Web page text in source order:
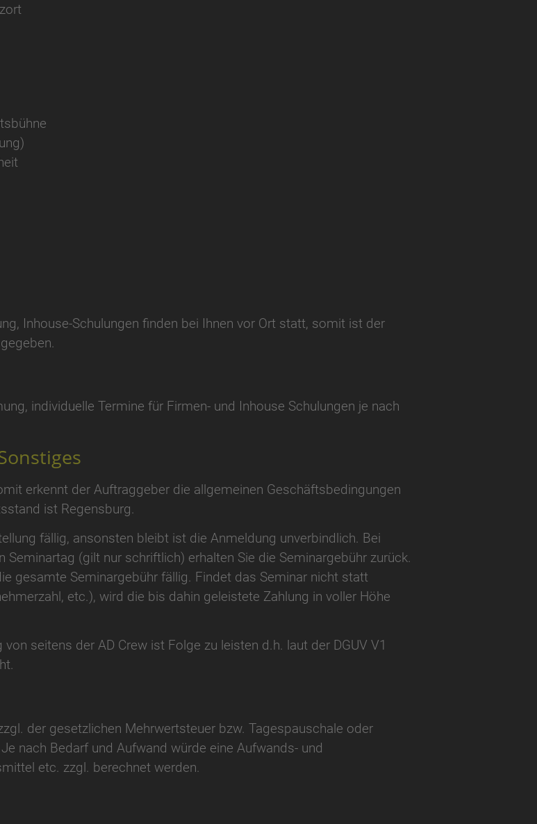
Inhouse-Schulungen finden bei Ihnen vor Ort statt, somit ist der
individuelle Termine für Firmen- und Inhouse Schulungen je nach
erkennt der Auftraggeber die allgemeinen Geschäftsbedingungen
ist Regensburg.
fällig, ansonsten bleibt ist die Anmeldung unverbindlich. Bei
(gilt nur schriftlich) erhalten Sie die Seminargebühr zurück.
gesamte Seminargebühr fällig. Findet das Seminar nicht statt
etc.), wird die bis dahin geleistete Zahlung in voller Höhe
seitens der AD Crew ist Folge zu leisten d.h. laut der DGUV V1
der gesetzlichen Mehrwertsteuer bzw. Tagespauschale oder
nach Bedarf und Aufwand würde eine Aufwands- und
etc. zzgl. berechnet werden.